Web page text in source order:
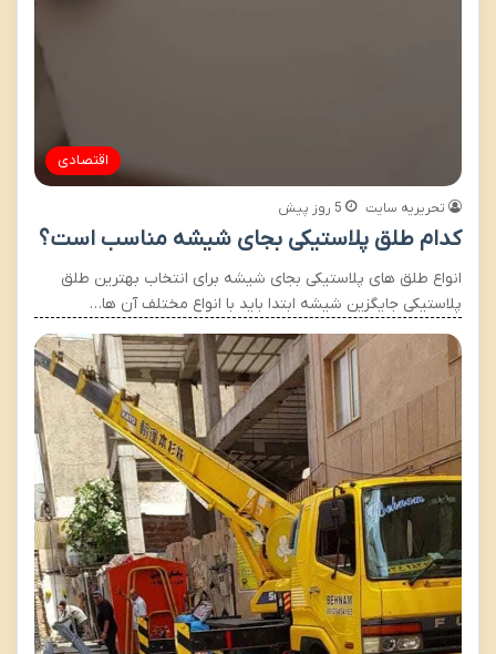
اقتصادی
تحریریه سایت 5 روز پیش
کدام طلق پلاستیکی بجای شیشه مناسب است؟
انواع طلق های پلاستیکی بجای شیشه برای انتخاب بهترین طلق
پلاستیکی جایگزین شیشه ابتدا باید با انواع مختلف آن ها…